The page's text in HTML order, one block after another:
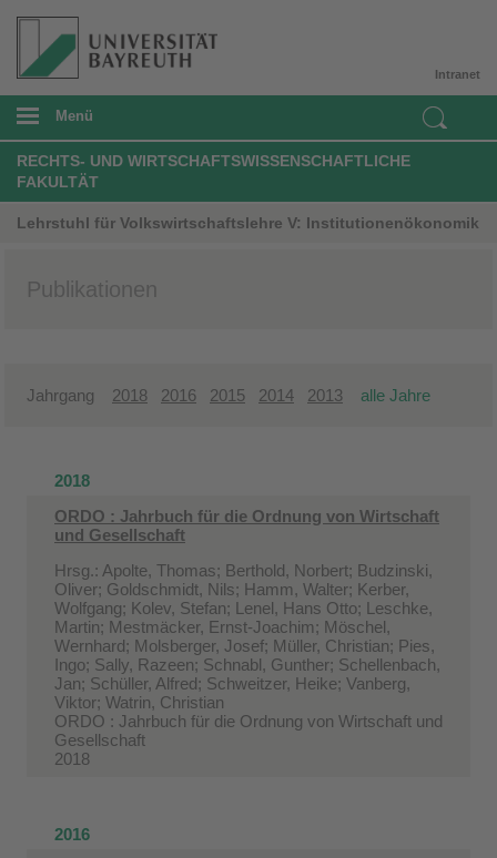
Intranet
Menü
RECHTS- UND WIRTSCHAFTSWISSENSCHAFTLICHE
FAKULTÄT
Lehrstuhl für Volkswirtschaftslehre V: Institutionenökonomik
Publikationen
Jahrgang 2018 2016 2015 2014 2013 alle Jahre
2018
ORDO : Jahrbuch für die Ordnung von Wirtschaft
und Gesellschaft
Hrsg.: Apolte, Thomas; Berthold, Norbert; Budzinski,
Oliver; Goldschmidt, Nils; Hamm, Walter; Kerber,
Wolfgang; Kolev, Stefan; Lenel, Hans Otto; Leschke,
Martin; Mestmäcker, Ernst-Joachim; Möschel,
Wernhard; Molsberger, Josef; Müller, Christian; Pies,
Ingo; Sally, Razeen; Schnabl, Gunther; Schellenbach,
Jan; Schüller, Alfred; Schweitzer, Heike; Vanberg,
Viktor; Watrin, Christian
ORDO : Jahrbuch für die Ordnung von Wirtschaft und
Gesellschaft
2018
2016